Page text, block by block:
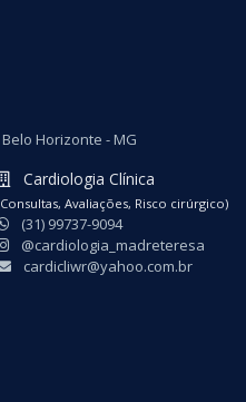
Horizonte - MG
Cardiologia Clínica
Avaliações, Risco cirúrgico)
(31) 99737-9094
@cardiologia_madreteresa
cardicliwr@yahoo.com.br